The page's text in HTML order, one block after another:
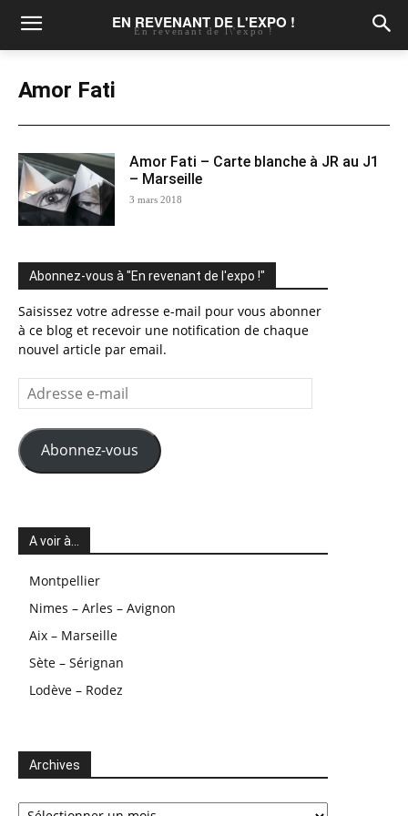
EN REVENANT DE L'EXPO !
En revenant de l\'expo !
Amor Fati
Amor Fati – Carte blanche à JR au J1
– Marseille
3 mars 2018
Abonnez-vous à "En revenant de l'expo !"
Saisissez votre adresse e-mail pour vous abonner
à ce blog et recevoir une notification de chaque
nouvel article par email.
Adresse
e-
mail
Abonnez-vous
A voir à…
Montpellier
Nimes – Arles – Avignon
Aix – Marseille
Sète – Sérignan
Lodève – Rodez
Archives
Archives